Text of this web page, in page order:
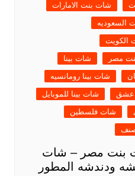
شات بنت الامارات
السعوديه
الكويت
مصر
شات بينا
شات بينا رومانسيه
عشق
شات بينا للموبايل
شات فلسطين
بنت مصر – شات
ودندشه المطور